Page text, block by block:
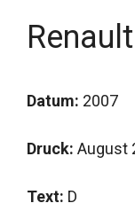
Datum: 2007
Druck: August
Text: D